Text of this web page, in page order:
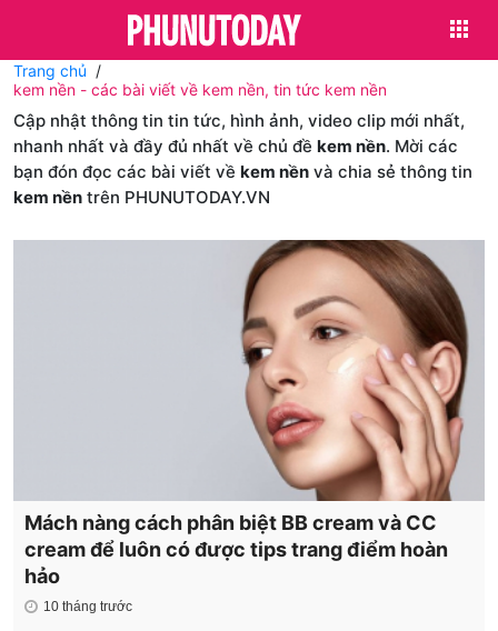
Trang chủ
kem nền - các bài viết về kem nền, tin tức kem nền
Cập nhật thông tin tin tức, hình ảnh, video clip mới nhất,
nhanh nhất và đầy đủ nhất về chủ đề kem nền. Mời các
bạn đón đọc các bài viết về kem nền và chia sẻ thông tin
kem nền trên PHUNUTODAY.VN
Mách nàng cách phân biệt BB cream và CC
cream để luôn có được tips trang điểm hoàn
hảo
10 tháng trước